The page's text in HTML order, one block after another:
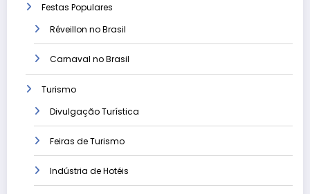
Festas Populares
Réveillon no Brasil
Carnaval no Brasil
Turismo
Divulgação Turística
Feiras de Turismo
Indústria de Hotéis